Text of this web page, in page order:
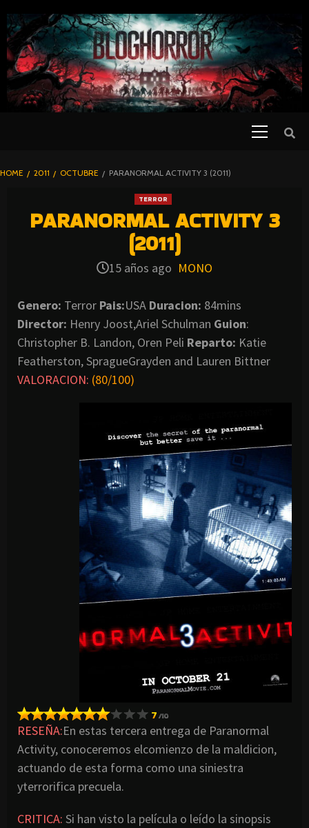
TO
CONTENT
BLOGHORROR
HOME 2011 OCTUBRE PARANORMAL ACTIVITY 3 (2011)
TERROR
PARANORMAL ACTIVITY 3
(2011)
15 años ago MONO
Genero: Terror Pais:USA Duracion: 84mins
Director: Henry Joost,Ariel Schulman Guion:
Christopher B. Landon, Oren Peli Reparto: Katie
Featherston, SpragueGrayden and Lauren Bittner
VALORACION: (80/100)
RESEÑA:En estas tercera entrega de Paranormal
Activity, conoceremos elcomienzo de la maldicion,
actuando de esta forma como una siniestra
yterrorifica precuela.
CRITICA: Si han visto la película o leído la sinopsis